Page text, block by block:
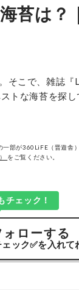
苔は？
こで、雑誌
トな海苔を探
部が360LiFE（晋遊舎）
をご覧ください。
チェック！
ォローする
ェック✅を入れて